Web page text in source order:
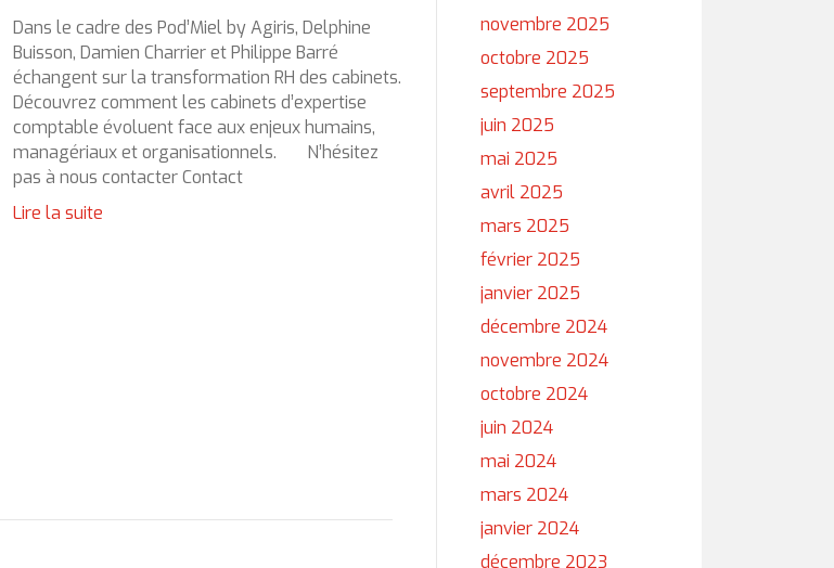
Dans le cadre des Pod’Miel by Agiris, Delphine
Buisson, Damien Charrier et Philippe Barré
échangent sur la transformation RH des cabinets.
Découvrez comment les cabinets d’expertise
comptable évoluent face aux enjeux humains,
managériaux et organisationnels. N’hésitez
pas à nous contacter Contact
Lire la suite
novembre 2025
octobre 2025
septembre 2025
juin 2025
mai 2025
avril 2025
mars 2025
février 2025
janvier 2025
décembre 2024
novembre 2024
octobre 2024
juin 2024
mai 2024
mars 2024
janvier 2024
décembre 2023